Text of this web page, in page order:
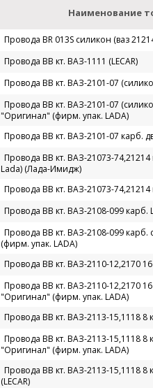
Наименование
Провода BR 013S силикон (ваз
Провода ВВ кт. ВАЗ-1111 (LECAR)
Провода ВВ кт. ВАЗ-2101-07
Провода ВВ кт. ВАЗ-2101-07
"Оригинал" (фирм. упак. LADA)
Провода ВВ кт. ВАЗ-2101-07 карб.
Провода ВВ кт. ВАЗ-21073-
Lada) (Лада-Имидж)
Провода ВВ кт. ВАЗ-21073-74,21214
Провода ВВ кт. ВАЗ-2108-099 карб.
Провода ВВ кт. ВАЗ-2108-099
(фирм. упак. LADA)
Провода ВВ кт. ВАЗ-2110-12,2170 16
Провода ВВ кт. ВАЗ-2110-12,2170
"Оригинал" (фирм. упак. LADA)
Провода ВВ кт. ВАЗ-2113-15,1118 8
Провода ВВ кт. ВАЗ-2113-15,1118 8
"Оригинал" (фирм. упак. LADA)
Провода ВВ кт. ВАЗ-2113-15,1118 8
(LECAR)